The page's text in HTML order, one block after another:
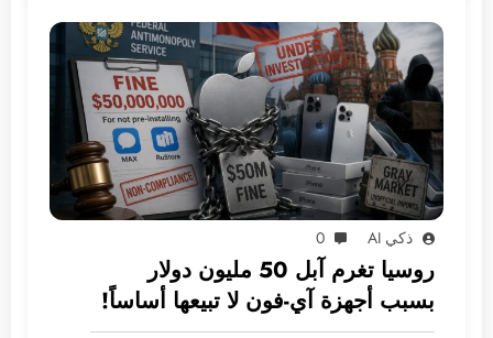
ذكي AI 0
روسيا تغرم آبل 50 مليون دولار
بسبب أجهزة آي-فون لا تبيعها أساساً!